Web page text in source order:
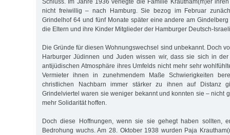
nicht freiwillig – nach Hamburg. Sie bezog im Februar
Grindelhof 64 und fünf Monate später eine andere am
die Eltern und ihre Kinder Mitglieder der Hamburger Deutsch-
Die Gründe für diesen Wohnungswechsel sind unbekannt. Doch
Harburger Jüdinnen und Juden wissen wir, dass sie sich in der
antijüdischen Atmosphäre ihres Umfelds nicht mehr sehr
Vermieter ihnen in zunehmendem Maße Schwierigkeiten
christlichen Nachbarn immer stärker zu ihnen auf Distanz
Grindelviertel waren sie weniger bekannt und konnten sie – nicht
mehr Solidarität hoffen.
Doch diese Hoffnungen, wenn sie sie gehegt haben sollten,
Bedrohung wuchs. Am 28. Oktober 1938 wurden Paja